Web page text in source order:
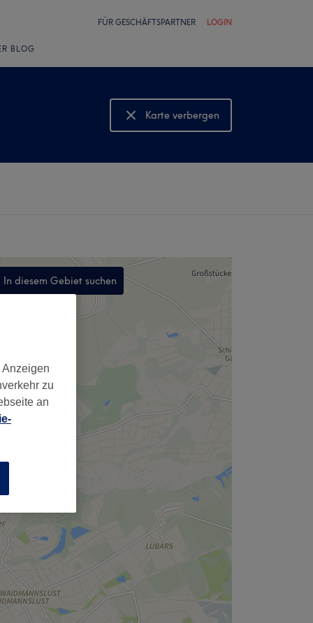
FÜR GESCHÄFTSPARTNER LOGIN
BLOG
Karte verbergen
Karte anzeigen
In diesem Gebiet suchen
zu
an